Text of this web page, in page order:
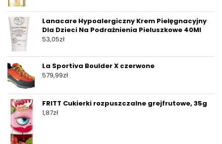
Lanacare Hypoalergiczny Krem Pielęgnacyjny
Dla Dzieci Na Podrażnienia Pieluszkowe 40Ml
53,05zł
La Sportiva Boulder X czerwone
579,99zł
FRITT Cukierki rozpuszczalne grejfrutowe, 35g
1,87zł